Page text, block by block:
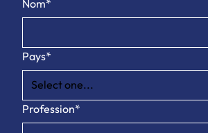
Nom*
Pays*
Profession*